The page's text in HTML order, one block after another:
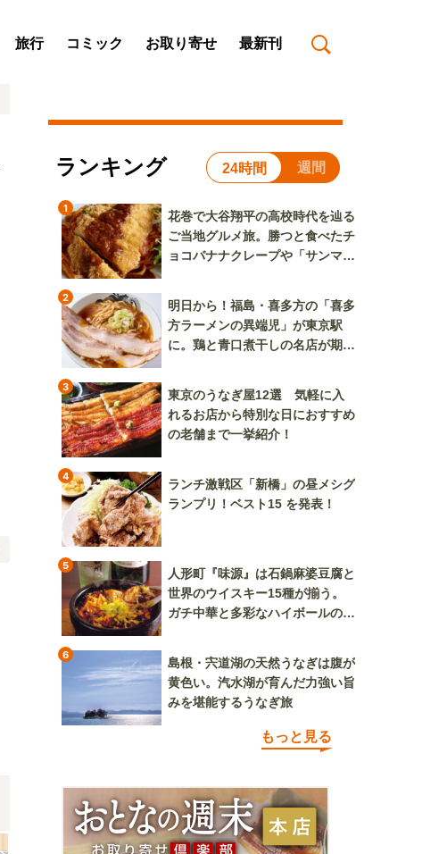
旅行 コミック お取り寄せ 最新刊
ランキング 24時間 週間
1
花巻で大谷翔平の高校時代を辿る
ご当地グルメ旅。勝つと食べたチ
ョコバナナクレープや「サンマー
2
明日から！福島・喜多方の「喜多
方ラーメンの異端児」が東京駅
に。鶏と青口煮干しの名店が期間
3
東京のうなぎ屋12選 気軽に入
れるお店から特別な日におすすめ
の老舗まで一挙紹介！
4
ランチ激戦区「新橋」の昼メシグ
ランプリ！ベスト15 を発表！
5
人形町『味源』は石鍋麻婆豆腐と
世界のウイスキー15種が揃う。
ガチ中華と多彩なハイボールの組
6
島根・宍道湖の天然うなぎは腹が
黄色い。汽水湖が育んだ力強い旨
みを堪能するうなぎ旅
もっと見る